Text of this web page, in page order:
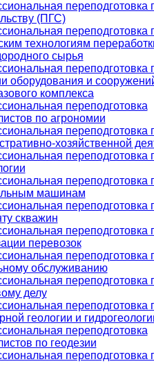
переподготовка
(ПГС)
переподготовка
технологиям
сырья
переподготовка
оборудования и
комплекса
переподготовка
по агрономии
переподготовка
хозяйственной
переподготовка
переподготовка
машинам
переподготовка
скважин
переподготовка
перевозок
переподготовка
обслуживанию
переподготовка
делу
переподготовка
геологии и
переподготовка
по геодезии
переподготовка